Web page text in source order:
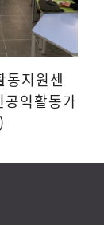
동지원센
익활동가